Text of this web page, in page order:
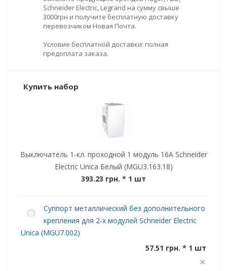
Schneider Electric, Legrand на сумму свыше
3000грн и получите бесплатную доставку
перевозчиком Новая Почта.
Условие бесплатной доставки: полная
предоплата заказа.
Купить набор
Выключатель 1-кл. проходной 1 модуль 16А Schneider
Electric Unica Белый (MGU3.163.18)
393.23 грн. * 1 шт
Суппорт металлический без дополнительного
крепления для 2-х модулей Schneider Electric
Unica (MGU7.002)
57.51 грн. * 1 шт